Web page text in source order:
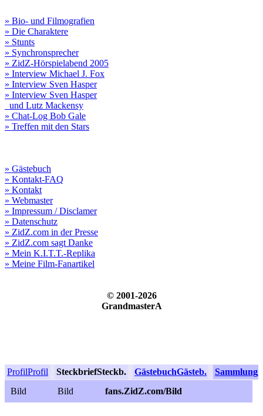
» Bio- und Filmografien
» Die Charaktere
» Stunts
» Synchronsprecher
» ZidZ-Hörspielabend 2005
» Interview Michael J. Fox
» Interview Sven Hasper
» Interview Sven Hasper
und Lutz Mackensy
» Chat-Log Bob Gale
» Treffen mit den Stars
» Gästebuch
» Kontakt-FAQ
» Kontakt
» Webmaster
» Impressum / Disclamer
» Datenschutz
» ZidZ.com in der Presse
» ZidZ.com sagt Danke
» Mein K.I.T.T.-Replika
» Meine Film-Fanartikel
© 2001-2026
GrandmasterA
ProfilProfil SteckbriefSteckb. GästebuchGästeb. Sammlung
Bild
Bild fans.ZidZ.com/Bild